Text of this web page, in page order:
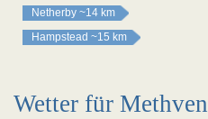
Netherby ~14 km
Hampstead ~15 km
Wetter für Methven